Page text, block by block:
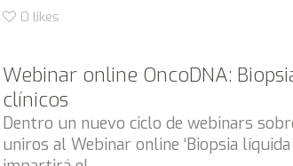
0 likes
Webinar online OncoDNA:
clínicos
Dentro un nuevo ciclo de webinars
uniros al Webinar online ‘Biopsia